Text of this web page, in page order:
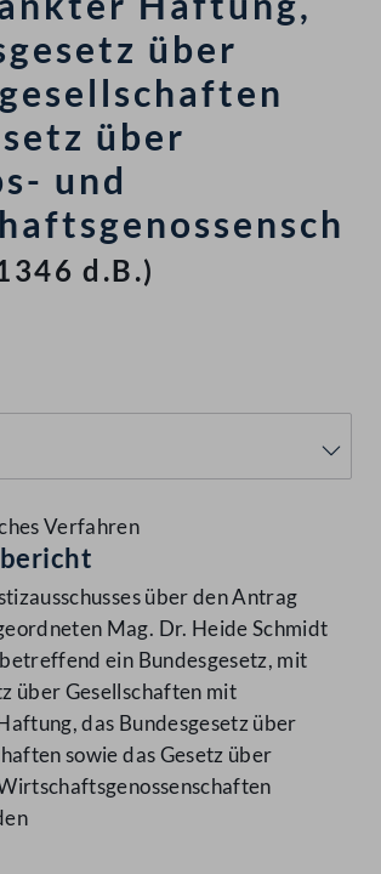
über
über
und
d.B.)
Verfahren
über den Antrag
Mag. Dr. Heide Schmidt
ein Bundesgesetz, mit
über Gesellschaften mit
das Bundesgesetz über
sowie das Gesetz über